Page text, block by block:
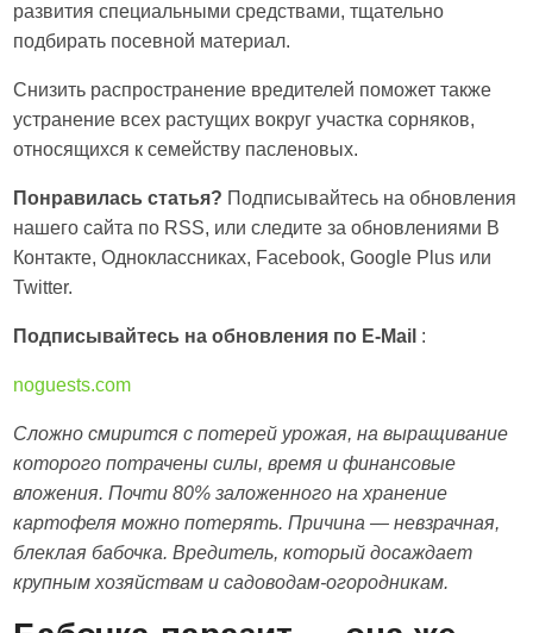
развития специальными средствами, тщательно
подбирать посевной материал.
Снизить распространение вредителей поможет также
устранение всех растущих вокруг участка сорняков,
относящихся к семейству пасленовых.
Понравилась статья? Подписывайтесь на обновления
нашего сайта по RSS, или следите за обновлениями В
Контакте, Одноклассниках, Facebook, Google Plus или
Twitter.
Подписывайтесь на обновления по E-Mail :
noguests.com
Сложно смирится с потерей урожая, на выращивание
которого потрачены силы, время и финансовые
вложения. Почти 80% заложенного на хранение
картофеля можно потерять. Причина — невзрачная,
блеклая бабочка. Вредитель, который досаждает
крупным хозяйствам и садоводам-огородникам.